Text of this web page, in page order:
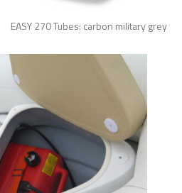
EASY 270 Tubes: carbon military grey